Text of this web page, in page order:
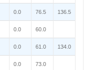
0.0 76.5 136.5
0.0 60.0
0.0 61.0 134.0
0.0 73.0